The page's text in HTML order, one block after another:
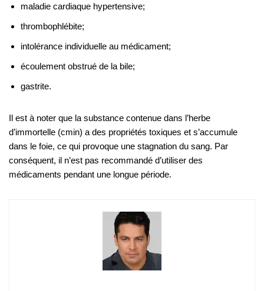
maladie cardiaque hypertensive;
thrombophlébite;
intolérance individuelle au médicament;
écoulement obstrué de la bile;
gastrite.
Il est à noter que la substance contenue dans l’herbe
d’immortelle (cmin) a des propriétés toxiques et s’accumule
dans le foie, ce qui provoque une stagnation du sang. Par
conséquent, il n’est pas recommandé d’utiliser des
médicaments pendant une longue période.